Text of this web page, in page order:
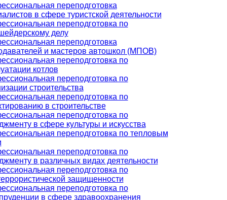
переподготовка
в сфере туристской деятельности
переподготовка по
делу
переподготовка
и мастеров автошкол (МПОВ)
переподготовка по
котлов
переподготовка по
строительства
переподготовка по
в строительстве
переподготовка по
в сфере культуры и искусства
переподготовка по тепловым
переподготовка по
в различных видах деятельности
переподготовка по
защищенности
переподготовка по
в сфере здравоохранения